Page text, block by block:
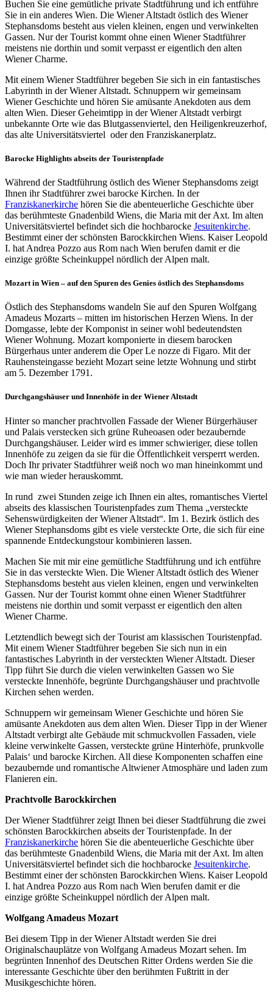
Buchen Sie eine gemütliche private Stadtführung und ich entführe
Sie in ein anderes Wien. Die Wiener Altstadt östlich des Wiener
Stephansdoms besteht aus vielen kleinen, engen und verwinkelten
Gassen. Nur der Tourist kommt ohne einen Wiener Stadtführer
meistens nie dorthin und somit verpasst er eigentlich den alten
Wiener Charme.
Mit einem Wiener Stadtführer begeben Sie sich in ein fantastisches
Labyrinth in der Wiener Altstadt. Schnuppern wir gemeinsam
Wiener Geschichte und hören Sie amüsante Anekdoten aus dem
alten Wien. Dieser Geheimtipp in der Wiener Altstadt verbirgt
unbekannte Orte wie das Blutgassenviertel, den Heiligenkreuzerhof,
das alte Universitätsviertel oder den Franziskanerplatz.
Barocke Highlights abseits der Touristenpfade
Während der Stadtführung östlich des Wiener Stephansdoms zeigt
Ihnen ihr Stadtführer zwei barocke Kirchen. In der
Franziskanerkirche hören Sie die abenteuerliche Geschichte über
das berühmteste Gnadenbild Wiens, die Maria mit der Axt. Im alten
Universitätsviertel befindet sich die hochbarocke Jesuitenkirche.
Bestimmt einer der schönsten Barockkirchen Wiens. Kaiser Leopold
I. hat Andrea Pozzo aus Rom nach Wien berufen damit er die
einzige größte Scheinkuppel nördlich der Alpen malt.
Mozart in Wien – auf den Spuren des Genies östlich des Stephansdoms
Östlich des Stephansdoms wandeln Sie auf den Spuren Wolfgang
Amadeus Mozarts – mitten im historischen Herzen Wiens. In der
Domgasse, lebte der Komponist in seiner wohl bedeutendsten
Wiener Wohnung. Mozart komponierte in diesem barocken
Bürgerhaus unter anderem die Oper Le nozze di Figaro. Mit der
Rauhensteingasse bezieht Mozart seine letzte Wohnung und stirbt
am 5. Dezember 1791.
Durchgangshäuser und Innenhöfe in der Wiener Altstadt
Hinter so mancher prachtvollen Fassade der Wiener Bürgerhäuser
und Palais verstecken sich grüne Ruheoasen oder bezaubernde
Durchgangshäuser. Leider wird es immer schwieriger, diese tollen
Innenhöfe zu zeigen da sie für die Öffentlichkeit versperrt werden.
Doch Ihr privater Stadtführer weiß noch wo man hineinkommt und
wie man wieder herauskommt.
In rund zwei Stunden zeige ich Ihnen ein altes, romantisches Viertel
abseits des klassischen Touristenpfades zum Thema „versteckte
Sehenswürdigkeiten der Wiener Altstadt“. Im 1. Bezirk östlich des
Wiener Stephansdoms gibt es viele versteckte Orte, die sich für eine
spannende Entdeckungstour kombinieren lassen.
Machen Sie mit mir eine gemütliche Stadtführung und ich entführe
Sie in das versteckte Wien. Die Wiener Altstadt östlich des Wiener
Stephansdoms besteht aus vielen kleinen, engen und verwinkelten
Gassen. Nur der Tourist kommt ohne einen Wiener Stadtführer
meistens nie dorthin und somit verpasst er eigentlich den alten
Wiener Charme.
Letztendlich bewegt sich der Tourist am klassischen Touristenpfad.
Mit einem Wiener Stadtführer begeben Sie sich nun in ein
fantastisches Labyrinth in der versteckten Wiener Altstadt. Dieser
Tipp führt Sie durch die vielen verwinkelten Gassen wo Sie
versteckte Innenhöfe, begrünte Durchgangshäuser und prachtvolle
Kirchen sehen werden.
Schnuppern wir gemeinsam Wiener Geschichte und hören Sie
amüsante Anekdoten aus dem alten Wien. Dieser Tipp in der Wiener
Altstadt verbirgt alte Gebäude mit schmuckvollen Fassaden, viele
kleine verwinkelte Gassen, versteckte grüne Hinterhöfe, prunkvolle
Palais‘ und barocke Kirchen. All diese Komponenten schaffen eine
bezaubernde und romantische Altwiener Atmosphäre und laden zum
Flanieren ein.
Prachtvolle Barockkirchen
Der Wiener Stadtführer zeigt Ihnen bei dieser Stadtführung die zwei
schönsten Barockkirchen abseits der Touristenpfade. In der
Franziskanerkirche hören Sie die abenteuerliche Geschichte über
das berühmteste Gnadenbild Wiens, die Maria mit der Axt. Im alten
Universitätsviertel befindet sich die hochbarocke Jesuitenkirche.
Bestimmt einer der schönsten Barockkirchen Wiens. Kaiser Leopold
I. hat Andrea Pozzo aus Rom nach Wien berufen damit er die
einzige größte Scheinkuppel nördlich der Alpen malt.
Wolfgang Amadeus Mozart
Bei diesem Tipp in der Wiener Altstadt werden Sie drei
Originalschauplätze von Wolfgang Amadeus Mozart sehen. Im
begrünten Innenhof des Deutschen Ritter Ordens werden Sie die
interessante Geschichte über den berühmten Fußtritt in der
Musikgeschichte hören.